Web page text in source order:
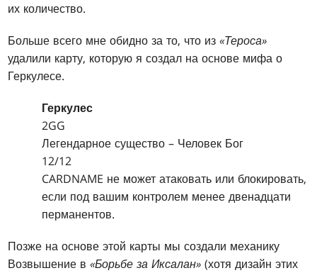
их количество.
Больше всего мне обидно за то, что из«Тероса»
удалили карту, которую я создал на основе мифа о
Геркулесе.
Геркулес
2GG
Легендарное существо – Человек Бог
12/12
CARDNAME не может атаковать или блокировать,
если под вашим контролем менее двенадцати
перманентов.
Позже на основе этой карты мы создали механику
Возвышение в«Борьбе за Иксалан»(хотя дизайн этих